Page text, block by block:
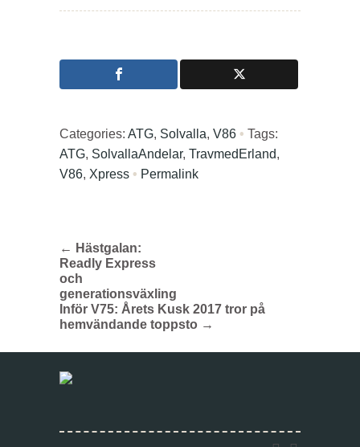
Categories: ATG, Solvalla, V86 • Tags:
ATG, SolvallaAndelar, TravmedErland,
V86, Xpress • Permalink
← Hästgalan:
Readly Express
och
generationsväxling
Inför V75: Årets Kusk 2017 tror på
hemvändande toppsto →